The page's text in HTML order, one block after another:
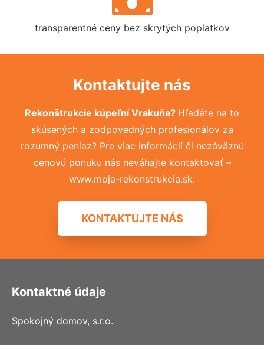
transparentné ceny bez skrytých poplatkov
Kontaktujte nás
Rekonštrukcie kúpeľní Vrakuňa? Hľadáte na to
skúsených a zodpovedných profesionálov za
rozumný peniaz? Pre viac informácií či nezáväznú
cenovú ponuku nás neváhajte kontaktovať –
www.moja-rekonstrukcia.sk.
KONTAKTUJTE NÁS
Kontaktné údaje
Spokojný domov, s.r.o.